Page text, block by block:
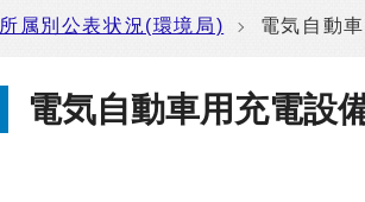
所属別公表状況(環境局)
電気自動
電気自動車用充電設